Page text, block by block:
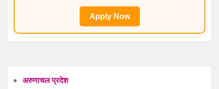
Apply Now
अरुणाचल प्रदेश